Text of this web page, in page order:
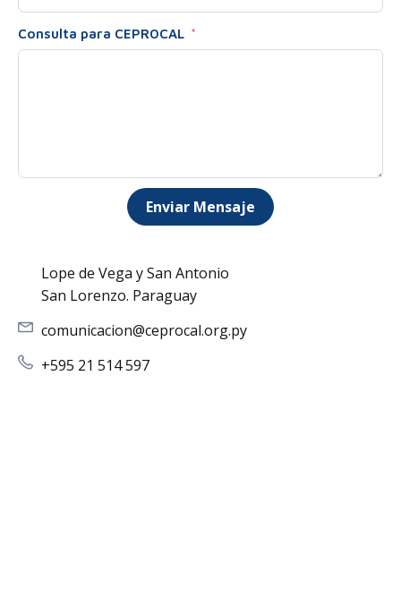
Lope de Vega y San Antonio
San Lorenzo. Paraguay
comunicacion@ceprocal.org.py
+595 21 514 597
Consulta para CEPROCAL
Enviar Mensaje